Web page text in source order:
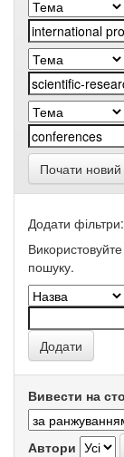
Почати
Додати фільтри:
пошуку.
Вивести на
Автори